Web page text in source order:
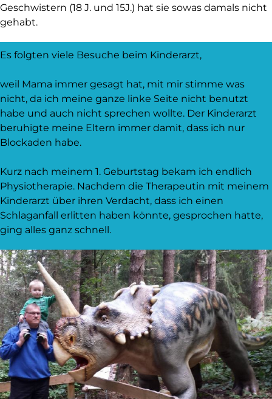
Geschwistern (18 J. und 15J.) hat sie sowas damals nicht
gehabt.
Es folgten viele Besuche beim Kinderarzt,
weil Mama immer gesagt hat, mit mir stimme was
nicht, da ich meine ganze linke Seite nicht benutzt
habe und auch nicht sprechen wollte. Der Kinderarzt
beruhigte meine Eltern immer damit, dass ich nur
Blockaden habe.
Kurz nach meinem 1. Geburtstag bekam ich endlich
Physiotherapie. Nachdem die Therapeutin mit meinem
Kinderarzt über ihren Verdacht, dass ich einen
Schlaganfall erlitten haben könnte, gesprochen hatte,
ging alles ganz schnell.